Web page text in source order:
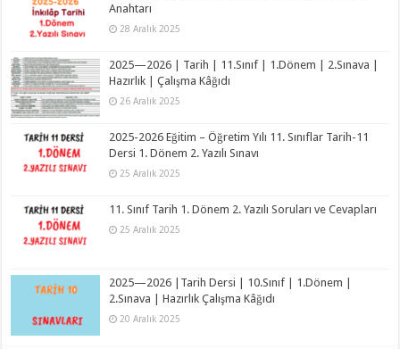
Anahtarı
28 Aralık 2025
2025—2026 | Tarih | 11.Sınıf | 1.Dönem | 2.Sınava |
Hazırlık | Çalışma Kâğıdı
26 Aralık 2025
2025-2026 Eğitim – Öğretim Yılı 11. Sınıflar Tarih-11
Dersi 1. Dönem 2. Yazılı Sınavı
25 Aralık 2025
11. Sınıf Tarih 1. Dönem 2. Yazılı Soruları ve Cevapları
25 Aralık 2025
2025—2026 |Tarih Dersi | 10.Sınıf | 1.Dönem |
2.Sınava | Hazırlık Çalışma Kâğıdı
20 Aralık 2025